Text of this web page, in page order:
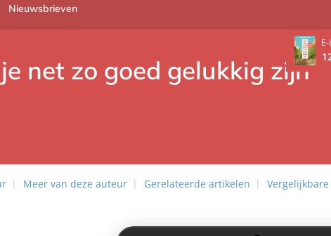
Nieuwsbrieven
net zo goed gelukkig zijn
Meer van deze auteur Gerelateerde artikelen